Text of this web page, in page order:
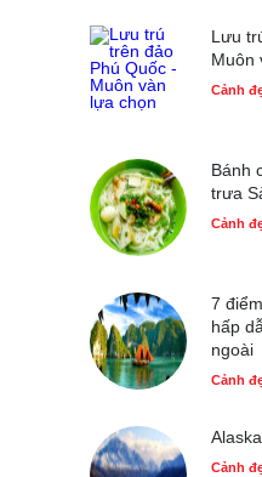
Cảnh
Nhiều
Lưu
Muôn
Cảnh
Bánh
trưa
Cảnh
7
hấp
ngoài
Cảnh
Cảnh